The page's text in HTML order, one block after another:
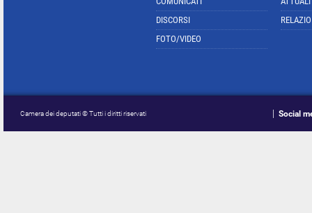
DISCORSI
FOTO/VIDEO
Camera dei deputati © Tutti i diritti riservati Social